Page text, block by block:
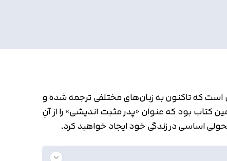
است که تاکنون به زبان‌های مختلفی ترجمه شده و
بود که عنوان «پدر مثبت اندیشی» را از آنِ
اساسی در زندگی خود ایجاد خواهید کرد.